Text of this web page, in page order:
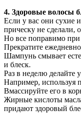
4. Здоровые волосы
Если у вас они сухие
прическу не сделали,
Но все поправимо
Прекратите
Шампунь смывает
и блеск.
Раз в неделю
Например, используя
Вмассируйте его в
Жирные кислоты
придают здоровый